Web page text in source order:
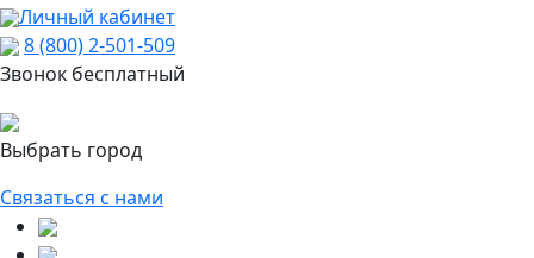
Личный кабинет
8 (800) 2-501-509
Звонок бесплатный
Выбрать город
Связаться с нами